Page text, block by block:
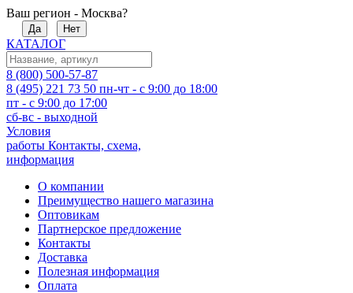
Ваш регион - Москва?
Да Нет
КАТАЛОГ
8 (800) 500-57-87
8 (495) 221 73 50 пн-чт - с 9:00 до 18:00
пт - с 9:00 до 17:00
сб-вс - выходной
Условия
работы Контакты, схема,
информация
О компании
Преимущество нашего магазина
Оптовикам
Партнерское предложение
Контакты
Доставка
Полезная информация
Оплата